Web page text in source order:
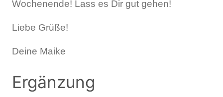
Wochenende! Lass es Dir gut gehen!
Liebe Grüße!
Deine Maike
Ergänzung